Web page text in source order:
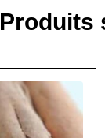
Produits